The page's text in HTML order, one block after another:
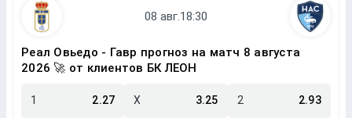
Реал Овьедо - Гавр прогноз на матч 8 августа
2026 🚀 от клиентов БК ЛЕОН
1 2.27 X 3.25 2 2.93